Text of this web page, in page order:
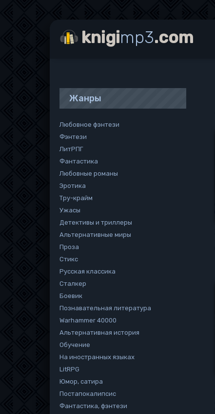
Жанры
Любовное фэнтези
Фэнтези
ЛитРПГ
Фантастика
Любовные романы
Эротика
Тру-крайм
Ужасы
Детективы и триллеры
Альтернативные миры
Проза
Стикс
Русская классика
Сталкер
Боевик
Познавательная литература
Warhammer 40000
Альтернативная история
Обучение
На иностранных языках
LitRPG
Юмор, сатира
Постапокалипсис
Фантастика, фэнтези
knigimp3.com